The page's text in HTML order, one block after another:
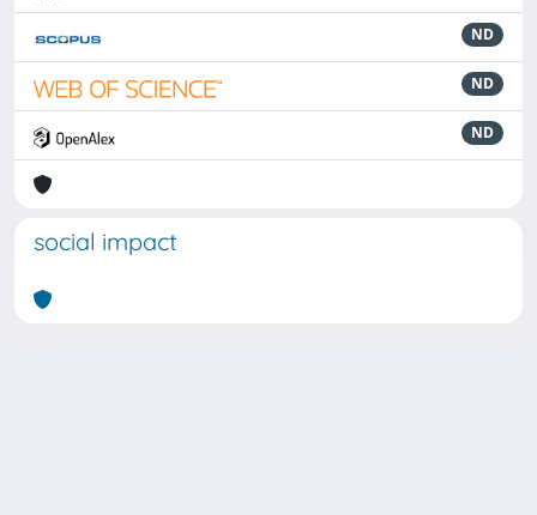
ND
ND
ND
social impact